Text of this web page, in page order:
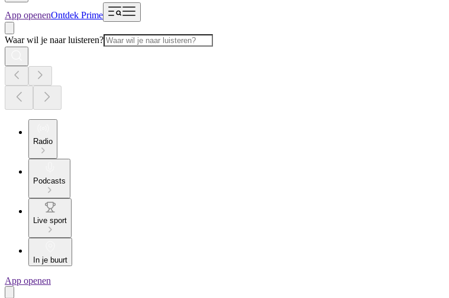
App openenOntdek Prime
Waar wil je naar luisteren?
Radio
Podcasts
Live sport
In je buurt
App openen